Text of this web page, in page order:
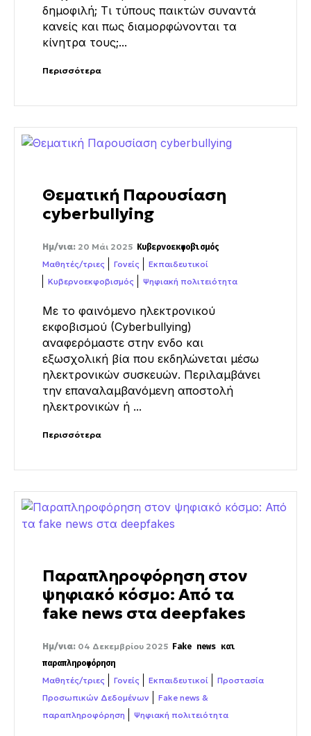
δημοφιλή; Τι τύπους παικτών συναντά
κανείς και πως διαμορφώνονται τα
κίνητρα τους;...
Περισσότερα
Θεματική Παρουσίαση
cyberbullying
Ημ/νια: 20 Μάι 2025 Κυβερνοεκφοβισμός
Μαθητές/τριες Γονείς
Εκπαιδευτικοί
Κυβερνοεκφοβισμός
Ψηφιακή πολιτειότητα
Με το φαινόμενο ηλεκτρονικού
εκφοβισμού (Cyberbullying)
αναφερόμαστε στην ενδο και
εξωσχολική βία που εκδηλώνεται μέσω
ηλεκτρονικών συσκευών. Περιλαμβάνει
την επαναλαμβανόμενη αποστολή
ηλεκτρονικών ή ...
Περισσότερα
Παραπληροφόρηση στον
ψηφιακό κόσμο: Από τα
fake news στα deepfakes
Ημ/νια: 04 Δεκεμβρίου 2025 Fake news και
παραπληροφόρηση
Μαθητές/τριες Γονείς Εκπαιδευτικοί
Προστασία
Προσωπικών Δεδομένων
Fake news &
παραπληροφόρηση
Ψηφιακή πολιτειότητα